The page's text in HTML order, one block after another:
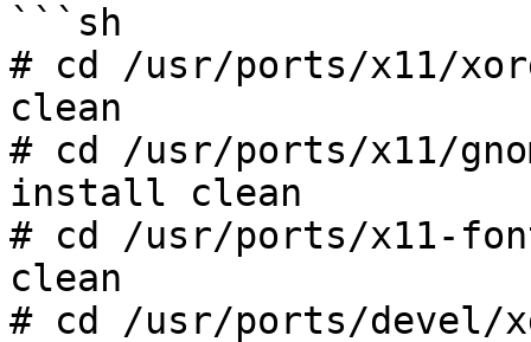
```sh
# cd /usr/ports/x11/
clean
# cd /usr/ports/x11/
install clean
# cd /usr/ports/x11-
clean
# cd /usr/ports/devel/